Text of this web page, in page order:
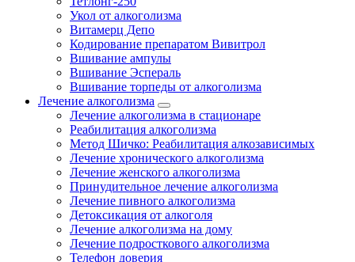
Укол от алкоголизма
Витамерц Депо
Кодирование препаратом Вивитрол
Вшивание ампулы
Вшивание Эспераль
Вшивание торпеды от алкоголизма
Лечение алкоголизма
Лечение алкоголизма в стационаре
Реабилитация алкоголизма
Метод Шичко: Реабилитация алкозависимых
Лечение хронического алкоголизма
Лечение женского алкоголизма
Принудительное лечение алкоголизма
Лечение пивного алкоголизма
Детоксикация от алкоголя
Лечение алкоголизма на дому
Лечение подросткового алкоголизма
Телефон доверия